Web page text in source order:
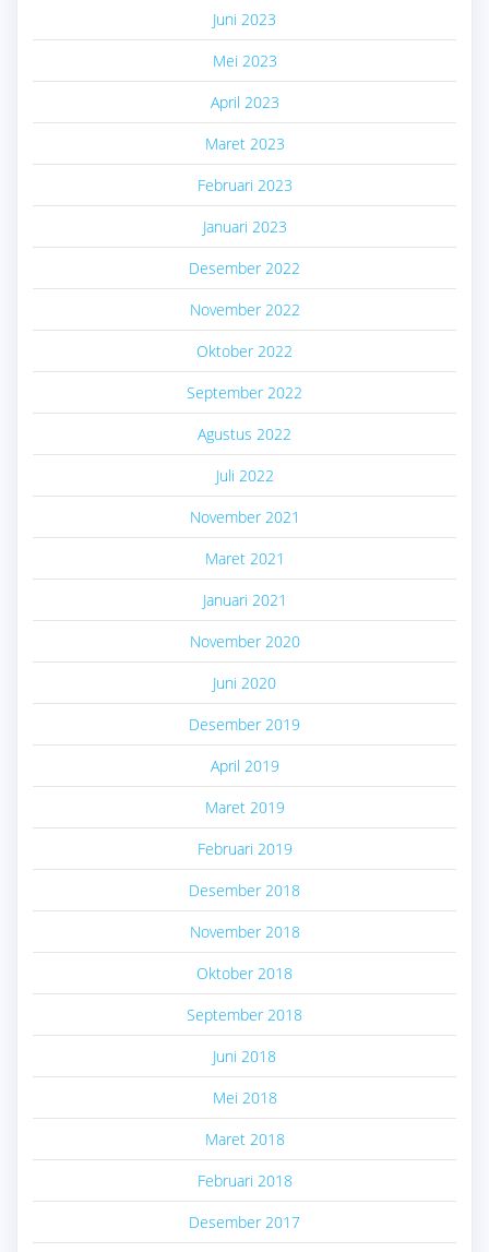
Juni 2023
Mei 2023
April 2023
Maret 2023
Februari 2023
Januari 2023
Desember 2022
November 2022
Oktober 2022
September 2022
Agustus 2022
Juli 2022
November 2021
Maret 2021
Januari 2021
November 2020
Juni 2020
Desember 2019
April 2019
Maret 2019
Februari 2019
Desember 2018
November 2018
Oktober 2018
September 2018
Juni 2018
Mei 2018
Maret 2018
Februari 2018
Desember 2017